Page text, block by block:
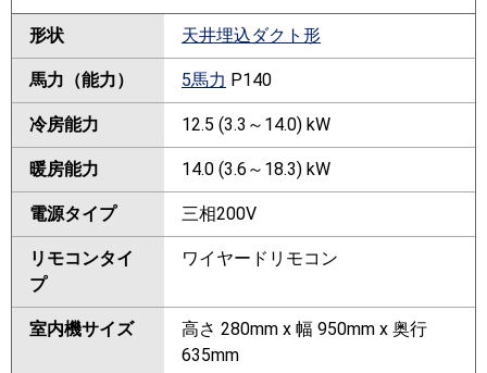
形状 天井埋込ダクト形
馬力（能力） 5馬力 P140
冷房能力 12.5 (3.3～14.0) kW
暖房能力 14.0 (3.6～18.3) kW
電源タイプ 三相200V
リモコンタイ
プ
ワイヤードリモコン
室内機サイズ
高さ 280mm x 幅 950mm x 奥行
635mm